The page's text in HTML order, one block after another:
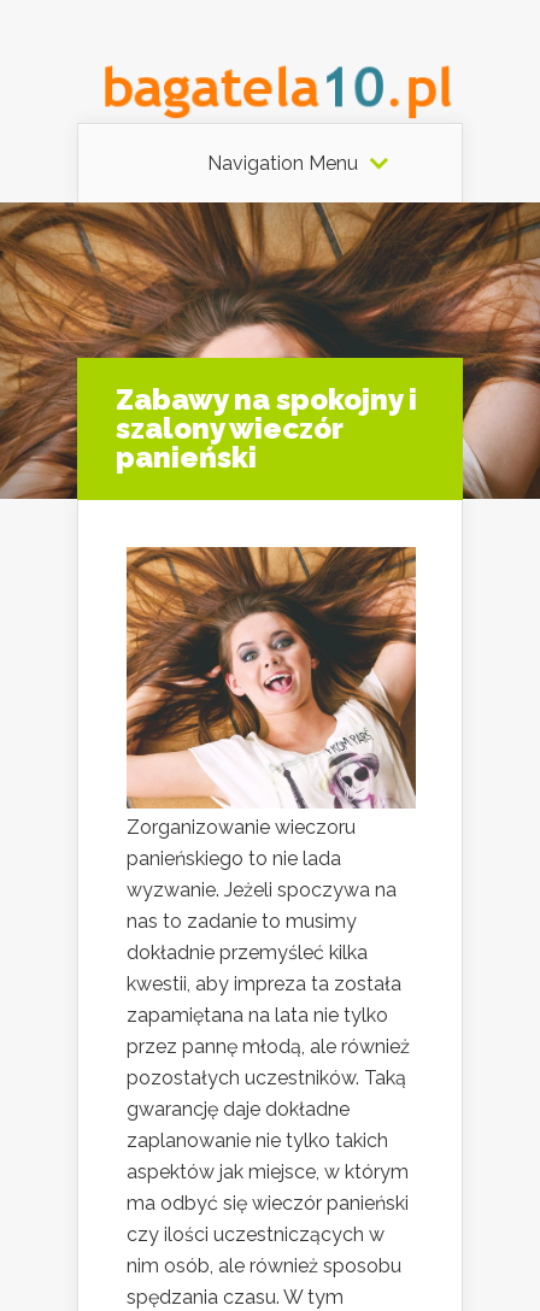
Navigation Menu
Zabawy na spokojny i
szalony wieczór
panieński
Zorganizowanie wieczoru
panieńskiego to nie lada
wyzwanie. Jeżeli spoczywa na
nas to zadanie to musimy
dokładnie przemyśleć kilka
kwestii, aby impreza ta została
zapamiętana na lata nie tylko
przez pannę młodą, ale również
pozostałych uczestników. Taką
gwarancję daje dokładne
zaplanowanie nie tylko takich
aspektów jak miejsce, w którym
ma odbyć się wieczór panieński
czy ilości uczestniczących w
nim osób, ale również sposobu
spędzania czasu. W tym